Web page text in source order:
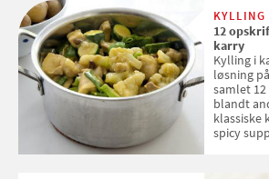
KYLLING
12
karry
Kylling i
løsning
samlet
blandt
klassiske
spicy